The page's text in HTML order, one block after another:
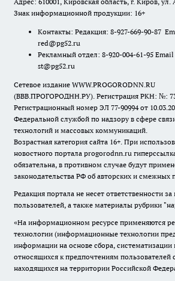
Знак информационной продукции: 16+
Контакты: Редакция: 8-927-669-90-87
red@pg52.ru
Рекламный отдел: 8-920-004-61-95
st@pg52.ru
Сетевое издание WWW.PROGORODNN.RU
(ВВВ.ПРОГОРОДНН.РУ). Регистрация РКН: №:
Регистрационный номер ЭЛ 77-90994 от
Федеральной службой по надзору в сфере
технологий и массовых коммуникаций.
Возрастная категория сайта 16+. При
новостного портала progorodnn.ru
обязательна, в противном случае будут
законодательства РФ об авторских и смежных
Редакция портала не несет ответственности
пользователей, а также материалы рубрики
«На информационном ресурсе применяются
технологии (информационные технологии
информации на основе сбора, систематизации
относящихся к предпочтениям пользователей
находящихся на территории Российской